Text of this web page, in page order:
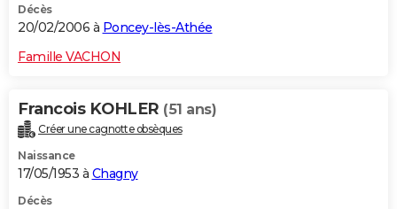
Décès
20/02/2006 à Poncey-lès-Athée
Famille VACHON
Francois KOHLER (51 ans)
Créer une cagnotte obsèques
Naissance
17/05/1953 à Chagny
Décès